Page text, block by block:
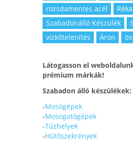
rozsdamentes acél
Réka
Szabadonálló Készülék
vízkőtelenítés
Áron
Látogasson el
prémium márkák!
Szabadon álló készülékek:
-Mosógépek
-Mosogatógépek
-Tűzhelyek
-Hűtőszekrények